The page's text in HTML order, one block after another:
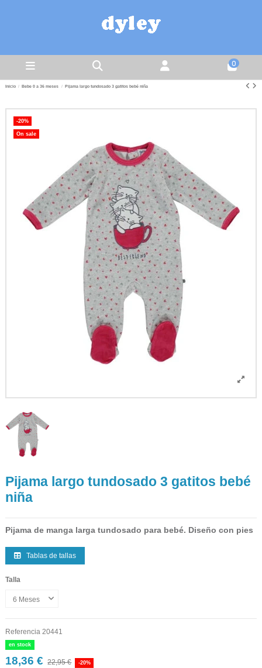
0
Inicio Bebe 0 a 36 meses Pijama largo tundosado 3 gatitos bebé niña
-20%
On sale
Pijama largo tundosado 3 gatitos bebé
niña
Pijama de manga larga tundosado para bebé. Diseño con pies
Tablas de tallas
Talla
Referencia 20441
en stock
18,36 € 22,95 € -20%